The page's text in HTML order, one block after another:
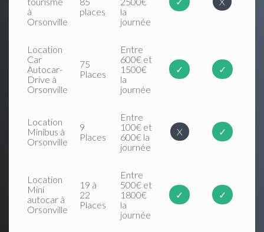
à
Orsonville
places
la
journée
Location
Car
Autocar-
Drive à
Orsonville
75
Places
Entre
600€ et
1500€
la
journée
✓ ✓
Location
Minibus à
Orsonville
9
Places
Entre
100€ et
600€ la
journée
X ✓
Location
Mini
autocar à
Orsonville
19 à
22
Places
Entre
500€ et
1800€
la
journée
✓ ✓